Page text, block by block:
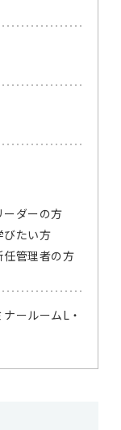
ーダーの方
びたい方
任管理者の方
ールームL・